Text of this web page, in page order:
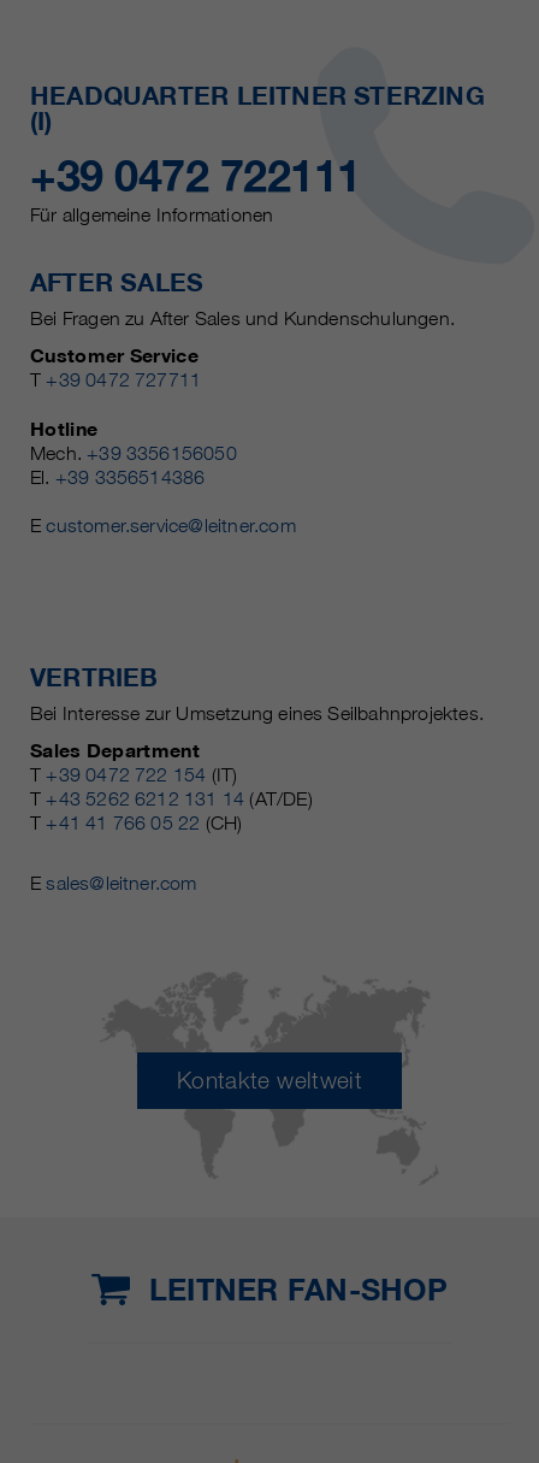
HEADQUARTER LEITNER STERZING
(I)
+39 0472 722111
Für allgemeine Informationen
AFTER SALES
Bei Fragen zu After Sales und Kundenschulungen.
Customer Service
T +39 0472 727711
Hotline
Mech. +39 3356156050
El. +39 3356514386
Ecustomer.service@leitner.com
VERTRIEB
Bei Interesse zur Umsetzung eines Seilbahnprojektes.
Sales Department
T +39 0472 722 154 (IT)
T +43 5262 6212 131 14 (AT/DE)
T +41 41 766 05 22 (CH)
Esales@leitner.com
Kontakte weltweit
LEITNER FAN-SHOP